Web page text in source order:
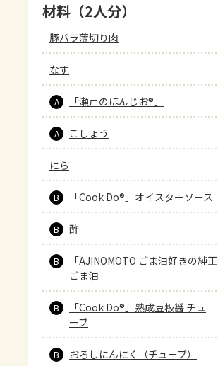
材料（2人分）
豚バラ薄切り肉
なす
A 「瀬戸のほんじお®」
A こしょう
にら
B 「Cook Do®」オイスターソース
B 酢
B
「AJINOMOTO ごま油好きの純正
ごま油」
B
「Cook Do®」熟成豆板醤 チュ
ーブ
B おろしにんにく（チューブ）